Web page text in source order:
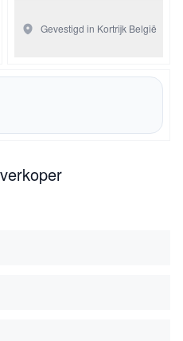
Gevestigd in Kortrijk België